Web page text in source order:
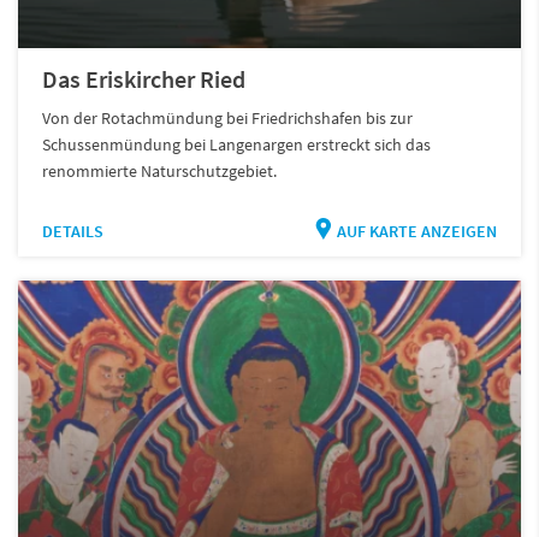
Das Eriskircher Ried
Von der Rotachmündung bei Friedrichshafen bis zur
Schussenmündung bei Langenargen erstreckt sich das
renommierte Naturschutzgebiet.
DETAILS AUF KARTE ANZEIGEN